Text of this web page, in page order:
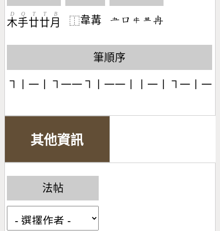
木
D
手
Q
廿
T
廿
T
月
B
⿰韋冓 󶂖󶁶󶁮󶄗󶄵
筆順序
㇕丨一丨㇕一一㇕丨一一丨丨一丨㇕一丨一
其他資訊
法帖